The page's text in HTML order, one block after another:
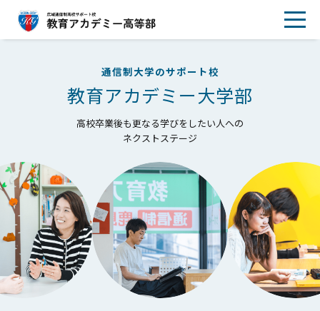
通信制大学のサポート校
教育アカデミー大学部
高校卒業後も更なる学びをしたい人への
ネクストステージ